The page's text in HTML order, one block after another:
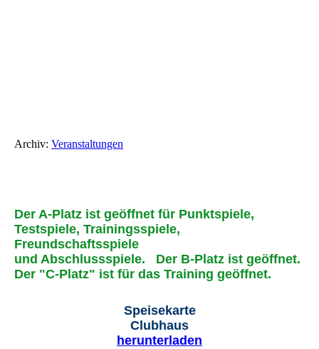
Archiv: Veranstaltungen
Der A-Platz ist geöffnet für Punktspiele,
Testspiele, Trainingsspiele,
Freundschaftsspiele
und Abschlussspiele.
Der B-Platz ist geöffnet.
Der "C-Platz" ist für das Training geöffnet.
Speisekarte
Clubhaus
herunterladen